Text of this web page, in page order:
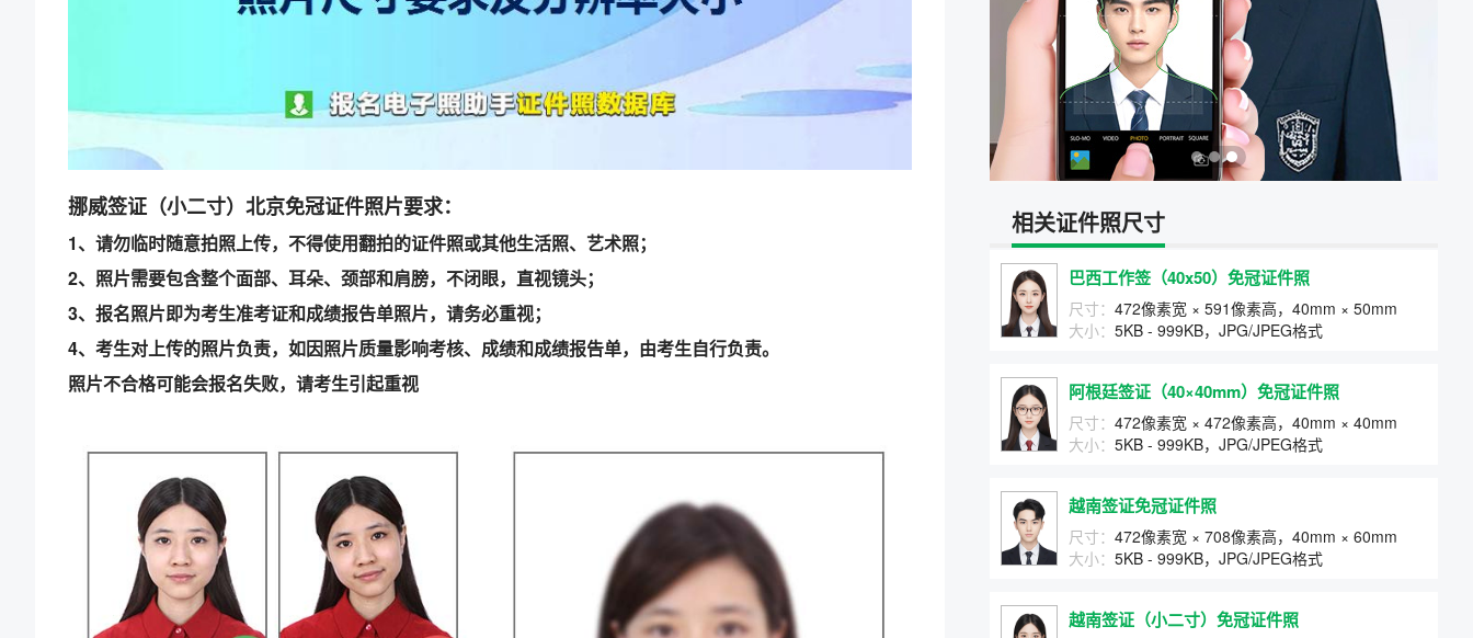
挪威签证（小二寸）北京免冠证件照片要求：
1、请勿临时随意拍照上传，不得使用翻拍的证件照或其他生活照、艺术照；
2、照片需要包含整个面部、耳朵、颈部和肩膀，不闭眼，直视镜头；
3、报名照片即为考生准考证和成绩报告单照片，请务必重视；
4、考生对上传的照片负责，如因照片质量影响考核、成绩和成绩报告单，由考生自行负责。
照片不合格可能会报名失败，请考生引起重视
相关证件照尺寸
巴西工作签（40x50）免冠证件照
尺寸： 472像素宽 × 591像素高，40mm × 50mm
大小： 5KB - 999KB，JPG/JPEG格式
阿根廷签证（40×40mm）免冠证件照
尺寸： 472像素宽 × 472像素高，40mm × 40mm
大小： 5KB - 999KB，JPG/JPEG格式
越南签证免冠证件照
尺寸： 472像素宽 × 708像素高，40mm × 60mm
大小： 5KB - 999KB，JPG/JPEG格式
越南签证（小二寸）免冠证件照